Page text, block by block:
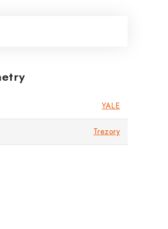
YALE
Trezory